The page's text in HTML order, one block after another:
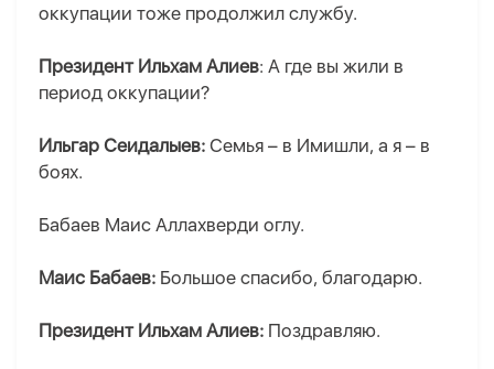
оккупации тоже продолжил службу.
Президент Ильхам Алиев: А где вы жили в
период оккупации?
Ильгар Сеидалыев: Семья – в Имишли, а я – в
боях.
Бабаев Маис Аллахверди оглу.
Маис Бабаев: Большое спасибо, благодарю.
Президент Ильхам Алиев: Поздравляю.